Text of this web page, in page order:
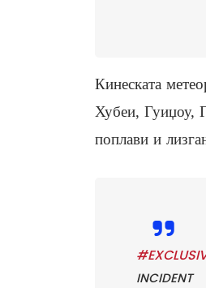
Кинеската
Хубеи, Гуиџоу,
поплави и
INCIDENT